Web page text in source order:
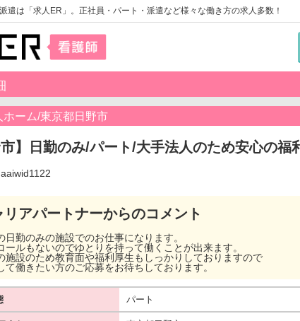
遣は「求人ER」。正社員・パート・派遣など様々な働き方の求人多数！
ホーム/東京都日野市
市】日勤のみ/パート/大手法人のため安心の福
リアパートナーからのコメント
日勤のみの施設でのお仕事になります。
ールもないのでゆとりを持って働くことが出来ます。
施設のため教育面や福利厚生もしっかりしておりますので
て働きたい方のご応募をお待ちしております。
パート